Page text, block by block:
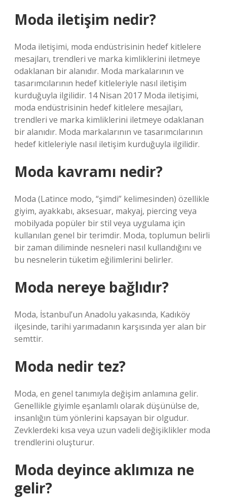
Moda iletişim nedir?
Moda iletişimi, moda endüstrisinin hedef kitlelere
mesajları, trendleri ve marka kimliklerini iletmeye
odaklanan bir alanıdır. Moda markalarının ve
tasarımcılarının hedef kitleleriyle nasıl iletişim
kurduğuyla ilgilidir. 14 Nisan 2017 Moda iletişimi,
moda endüstrisinin hedef kitlelere mesajları,
trendleri ve marka kimliklerini iletmeye odaklanan
bir alanıdır. Moda markalarının ve tasarımcılarının
hedef kitleleriyle nasıl iletişim kurduğuyla ilgilidir.
Moda kavramı nedir?
Moda (Latince modo, “şimdi” kelimesinden) özellikle
giyim, ayakkabı, aksesuar, makyaj, piercing veya
mobilyada popüler bir stil veya uygulama için
kullanılan genel bir terimdir. Moda, toplumun belirli
bir zaman diliminde nesneleri nasıl kullandığını ve
bu nesnelerin tüketim eğilimlerini belirler.
Moda nereye bağlıdır?
Moda, İstanbul’un Anadolu yakasında, Kadıköy
ilçesinde, tarihi yarımadanın karşısında yer alan bir
semttir.
Moda nedir tez?
Moda, en genel tanımıyla değişim anlamına gelir.
Genellikle giyimle eşanlamlı olarak düşünülse de,
insanlığın tüm yönlerini kapsayan bir olgudur.
Zevklerdeki kısa veya uzun vadeli değişiklikler moda
trendlerini oluşturur.
Moda deyince aklımıza ne
gelir?